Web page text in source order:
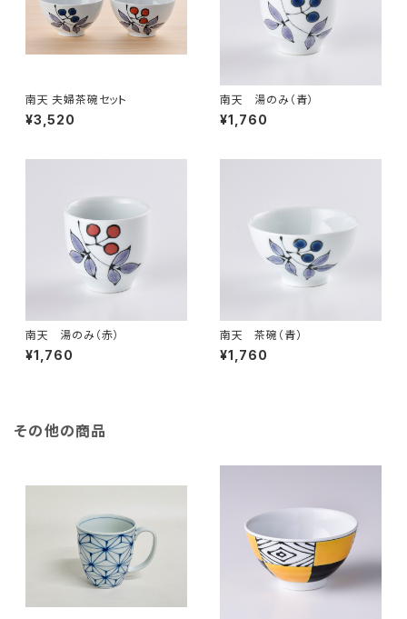
南天 夫婦茶碗セット
¥3,520
南天 湯のみ（青）
¥1,760
南天 湯のみ（赤）
¥1,760
南天 茶碗（青）
¥1,760
その他の商品